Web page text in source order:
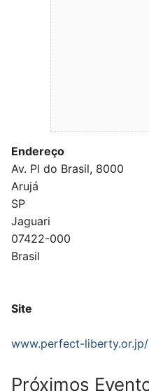
Endereço
Av. Pl do Brasil, 8000
Arujá
SP
Jaguari
07422-000
Brasil
Site
www.perfect-
Próximos